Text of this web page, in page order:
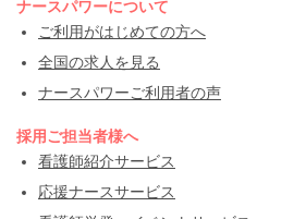
ナースパワーについて
ご利用がはじめての方へ
全国の求人を見る
ナースパワーご利用者の声
採用ご担当者様へ
看護師紹介サービス
応援ナースサービス